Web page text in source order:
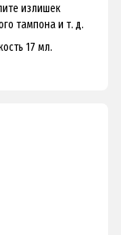
излишек
тампона и т. д.
17 мл.